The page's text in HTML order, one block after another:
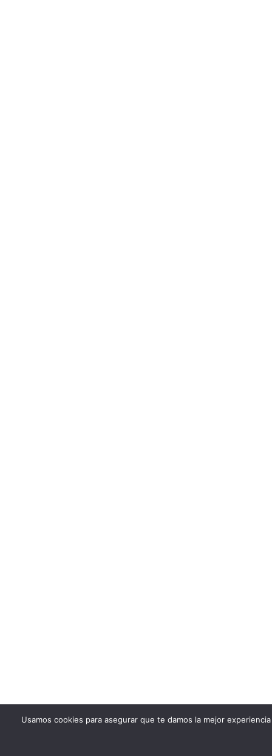
Usamos cookies para asegurar que te damos la mejor